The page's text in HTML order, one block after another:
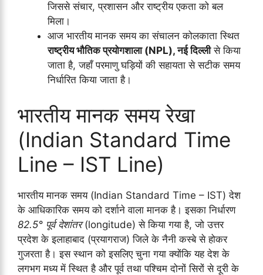
जिससे संचार, प्रशासन और राष्ट्रीय एकता को बल
मिला।
आज भारतीय मानक समय का संचालन कोलकाता स्थित
राष्ट्रीय भौतिक प्रयोगशाला (NPL), नई दिल्लीसे किया
जाता है, जहाँ परमाणु घड़ियों की सहायता से सटीक समय
निर्धारित किया जाता है।
भारतीय मानक समय रेखा
(Indian Standard Time
Line – IST Line)
भारतीय मानक समय (Indian Standard Time – IST) देश
के आधिकारिक समय को दर्शाने वाला मानक है। इसका निर्धारण
82.5° पूर्व देशांतर(longitude) से किया गया है, जो उत्तर
प्रदेश के इलाहाबाद (प्रयागराज) जिले के नैनी कस्बे से होकर
गुजरता है। इस स्थान को इसलिए चुना गया क्योंकि यह देश के
लगभग मध्य में स्थित है और पूर्व तथा पश्चिम दोनों सिरों से दूरी के